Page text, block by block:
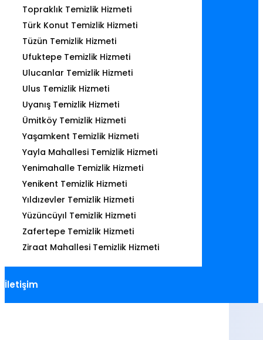
Topraklık Temizlik Hizmeti
Türk Konut Temizlik Hizmeti
Tüzün Temizlik Hizmeti
Ufuktepe Temizlik Hizmeti
Ulucanlar Temizlik Hizmeti
Ulus Temizlik Hizmeti
Uyanış Temizlik Hizmeti
Ümitköy Temizlik Hizmeti
Yaşamkent Temizlik Hizmeti
Yayla Mahallesi Temizlik Hizmeti
Yenimahalle Temizlik Hizmeti
Yenikent Temizlik Hizmeti
Yıldızevler Temizlik Hizmeti
Yüzüncüyıl Temizlik Hizmeti
Zafertepe Temizlik Hizmeti
Ziraat Mahallesi Temizlik Hizmeti
İletişim